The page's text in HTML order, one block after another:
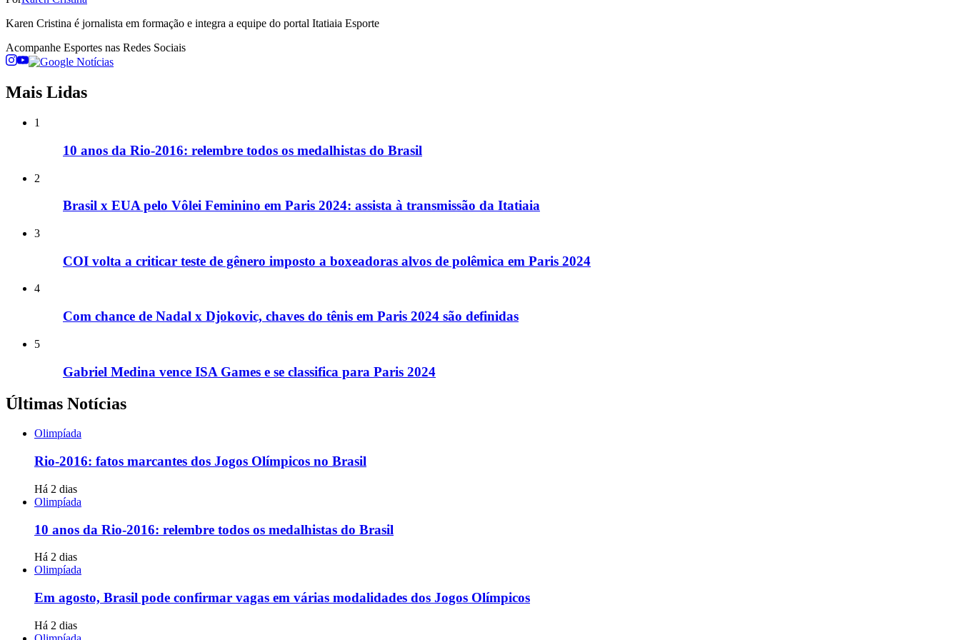
Karen Cristina é jornalista em formação e integra a equipe do portal Itatiaia Esporte
Acompanhe Esportes nas Redes Sociais
Mais Lidas
1
10 anos da Rio-2016: relembre todos os medalhistas do Brasil
2
Brasil x EUA pelo Vôlei Feminino em Paris 2024: assista à transmissão da Itatiaia
3
COI volta a criticar teste de gênero imposto a boxeadoras alvos de polêmica em Paris 2024
4
Com chance de Nadal x Djokovic, chaves do tênis em Paris 2024 são definidas
5
Gabriel Medina vence ISA Games e se classifica para Paris 2024
Últimas Notícias
Olimpíada
Rio-2016: fatos marcantes dos Jogos Olímpicos no Brasil
Há 2 dias
Olimpíada
10 anos da Rio-2016: relembre todos os medalhistas do Brasil
Há 2 dias
Olimpíada
Em agosto, Brasil pode confirmar vagas em várias modalidades dos Jogos Olímpicos
Há 2 dias